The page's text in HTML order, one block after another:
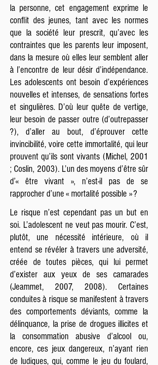
la personne, cet engagement exprime le
conflit des jeunes, tant avec les normes
que la société leur prescrit, qu’avec les
contraintes que les parents leur imposent,
dans la mesure où elles leur semblent aller
à l’encontre de leur désir d’indépendance.
Les adolescents ont besoin d’expériences
nouvelles et intenses, de sensations fortes
et singulières. D’où leur quête de vertige,
leur besoin de passer outre (d’outrepasser
?), d’aller au bout, d’éprouver cette
invincibilité, voire cette immortalité, qui leur
prouvent qu’ils sont vivants (Michel, 2001
; Coslin, 2003). L’un des moyens d’être sûr
d’« être vivant », n’est-il pas de se
rapprocher d’une « mortalité possible » ?
Le risque n’est cependant pas un but en
soi. L’adolescent ne veut pas mourir. C’est,
plutôt, une nécessité intérieure, où il
entend se révéler à travers une adversité,
créée de toutes pièces, qui lui permet
d’exister aux yeux de ses camarades
(Jeammet, 2007, 2008). Certaines
conduites à risque se manifestent à travers
des comportements déviants, comme la
délinquance, la prise de drogues illicites et
la consommation abusive d’alcool ou,
encore, ces jeux dangereux, n’ayant rien
de ludiques, qui, comme le jeu du foulard,